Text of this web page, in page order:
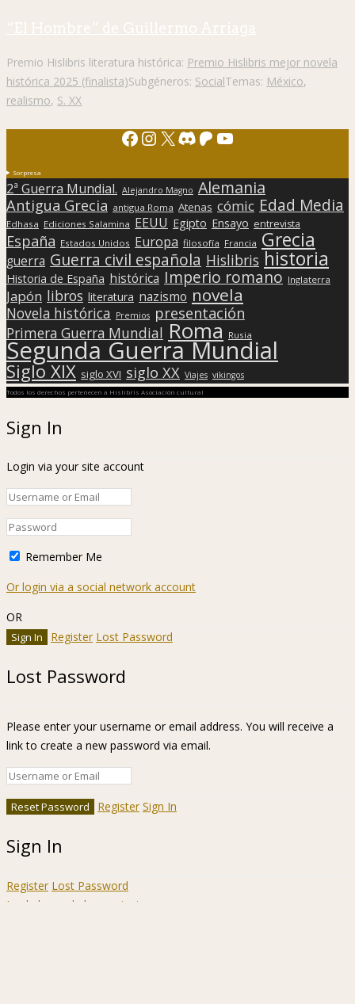
“El Hombre” de Guillermo Arriaga
Premio Hislibris literatura histórica: Premio Hislibris mejor novela
histórica 2025 (finalista)Subgéneros: SocialTemas: México,
realismo, S. XX
Facebook
Instagram
X Discord
Patreon
YouTube
Sorpresa
2ª Guerra Mundial. Alejandro Magno Alemania
Antigua Grecia antigua Roma Atenas cómic Edad Media
Edhasa Ediciones Salamina EEUU Egipto Ensayo entrevista
España Estados Unidos Europa filosofía Francia Grecia
guerra Guerra civil española Hislibris historia
Historia de España histórica Imperio romano Inglaterra
Japón libros literatura nazismo novela
Novela histórica Premios presentación
Primera Guerra Mundial Roma Rusia
Segunda Guerra Mundial
Siglo XIX siglo XVI siglo XX Viajes vikingos
Todos los derechos pertenecen a Hislibris Asociación cultural
Sign In
Login via your site account
Remember Me
Or login via a social network account
OR
Register Lost Password
Lost Password
Please enter your username or email address. You will receive a
link to create a new password via email.
Register Sign In
Sign In
Register Lost Password
Ir a la barra de herramientas